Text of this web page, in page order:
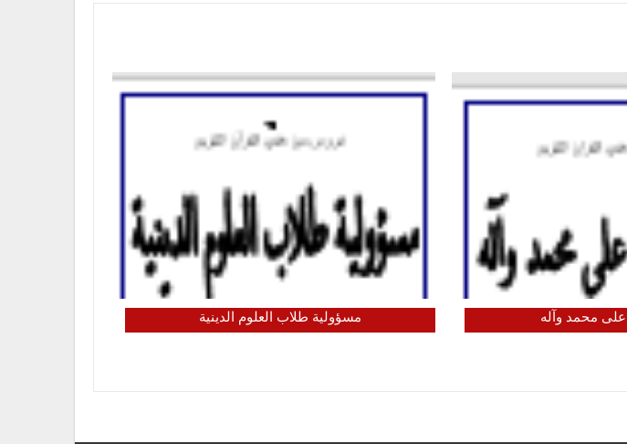
محمد وآله مسؤولية طلاب العلوم الدينية